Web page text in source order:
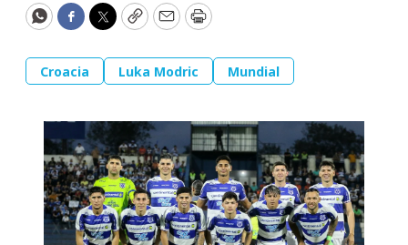
WhatsApp
Facebook
Twitter
CopyEmailPrint
Croacia Luka Modric Mundial